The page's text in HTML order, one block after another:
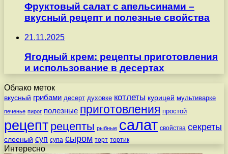
Фруктовый салат с апельсинами –
вкусный рецепт и полезные свойства
21.11.2025
Ягодный крем: рецепты приготовления
и использование в десертах
Облако меток
вкусный грибами десерт духовке котлеты курицей мультиварке
печенье пирог полезные приготовления простой
рецепт рецепты рыбные салат свойства секреты
слоеный суп супа сыром торт тортик
Интересно